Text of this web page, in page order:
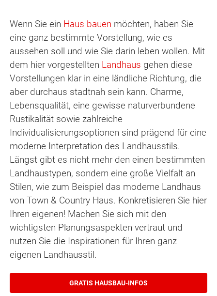
Wenn Sie ein Haus bauen möchten, haben Sie
eine ganz bestimmte Vorstellung, wie es
aussehen soll und wie Sie darin leben wollen. Mit
dem hier vorgestellten Landhaus gehen diese
Vorstellungen klar in eine ländliche Richtung, die
aber durchaus stadtnah sein kann. Charme,
Lebensqualität, eine gewisse naturverbundene
Rustikalität sowie zahlreiche
Individualisierungsoptionen sind prägend für eine
moderne Interpretation des Landhausstils.
Längst gibt es nicht mehr den einen bestimmten
Landhaustypen, sondern eine große Vielfalt an
Stilen, wie zum Beispiel das moderne Landhaus
von Town & Country Haus. Konkretisieren Sie hier
Ihren eigenen! Machen Sie sich mit den
wichtigsten Planungsaspekten vertraut und
nutzen Sie die Inspirationen für Ihren ganz
eigenen Landhausstil.
GRATIS HAUSBAU-INFOS